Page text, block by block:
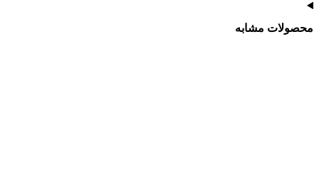
محصولات مشابه